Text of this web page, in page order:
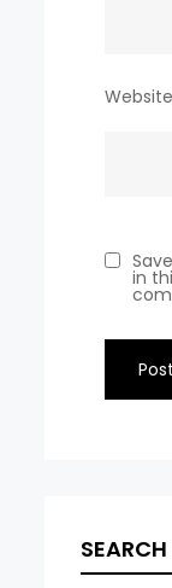
Website
in
SEARCH